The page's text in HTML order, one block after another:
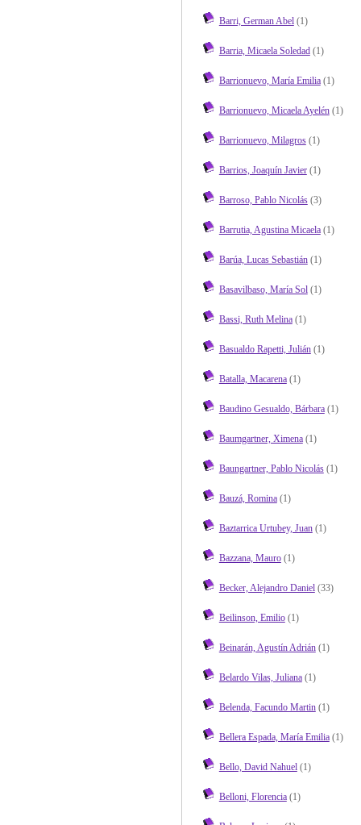
Barri, German Abel(1)
Barria, Micaela Soledad(1)
Barrionuevo, María Emilia(1)
Barrionuevo, Micaela Ayelén(1)
Barrionuevo, Milagros(1)
Barrios, Joaquín Javier(1)
Barroso, Pablo Nicolás(3)
Barrutia, Agustina Micaela(1)
Barúa, Lucas Sebastián(1)
Basavilbaso, María Sol(1)
Bassi, Ruth Melina(1)
Basualdo Rapetti, Julián(1)
Batalla, Macarena(1)
Baudino Gesualdo, Bárbara(1)
Baumgartner, Ximena(1)
Baungartner, Pablo Nicolás(1)
Bauzá, Romina(1)
Baztarrica Urtubey, Juan(1)
Bazzana, Mauro(1)
Becker, Alejandro Daniel(33)
Beilinson, Emilio(1)
Beinarán, Agustín Adrián(1)
Belardo Vilas, Juliana(1)
Belenda, Facundo Martin(1)
Bellera Espada, María Emilia(1)
Bello, David Nahuel(1)
Belloni, Florencia(1)